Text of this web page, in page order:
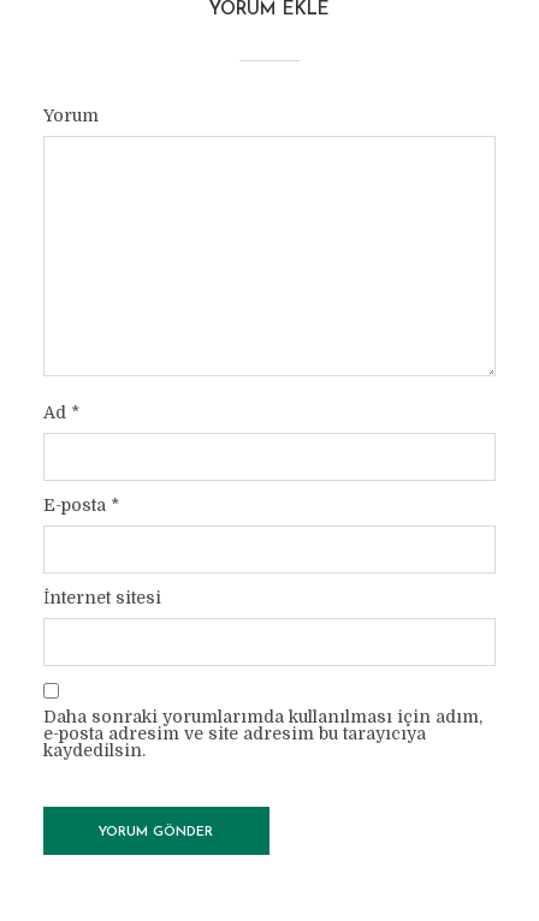
YORUM EKLE
Yorum
Ad *
E-posta *
İnternet sitesi
Daha sonraki yorumlarımda kullanılması için adım,
e-posta adresim ve site adresim bu tarayıcıya
kaydedilsin.